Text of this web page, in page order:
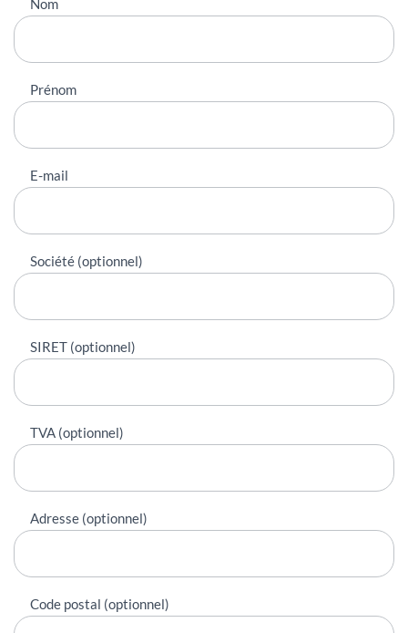
Nous
contacter
Nom
Prénom
E-mail
Société (optionnel)
SIRET (optionnel)
TVA (optionnel)
Adresse (optionnel)
Code postal (optionnel)